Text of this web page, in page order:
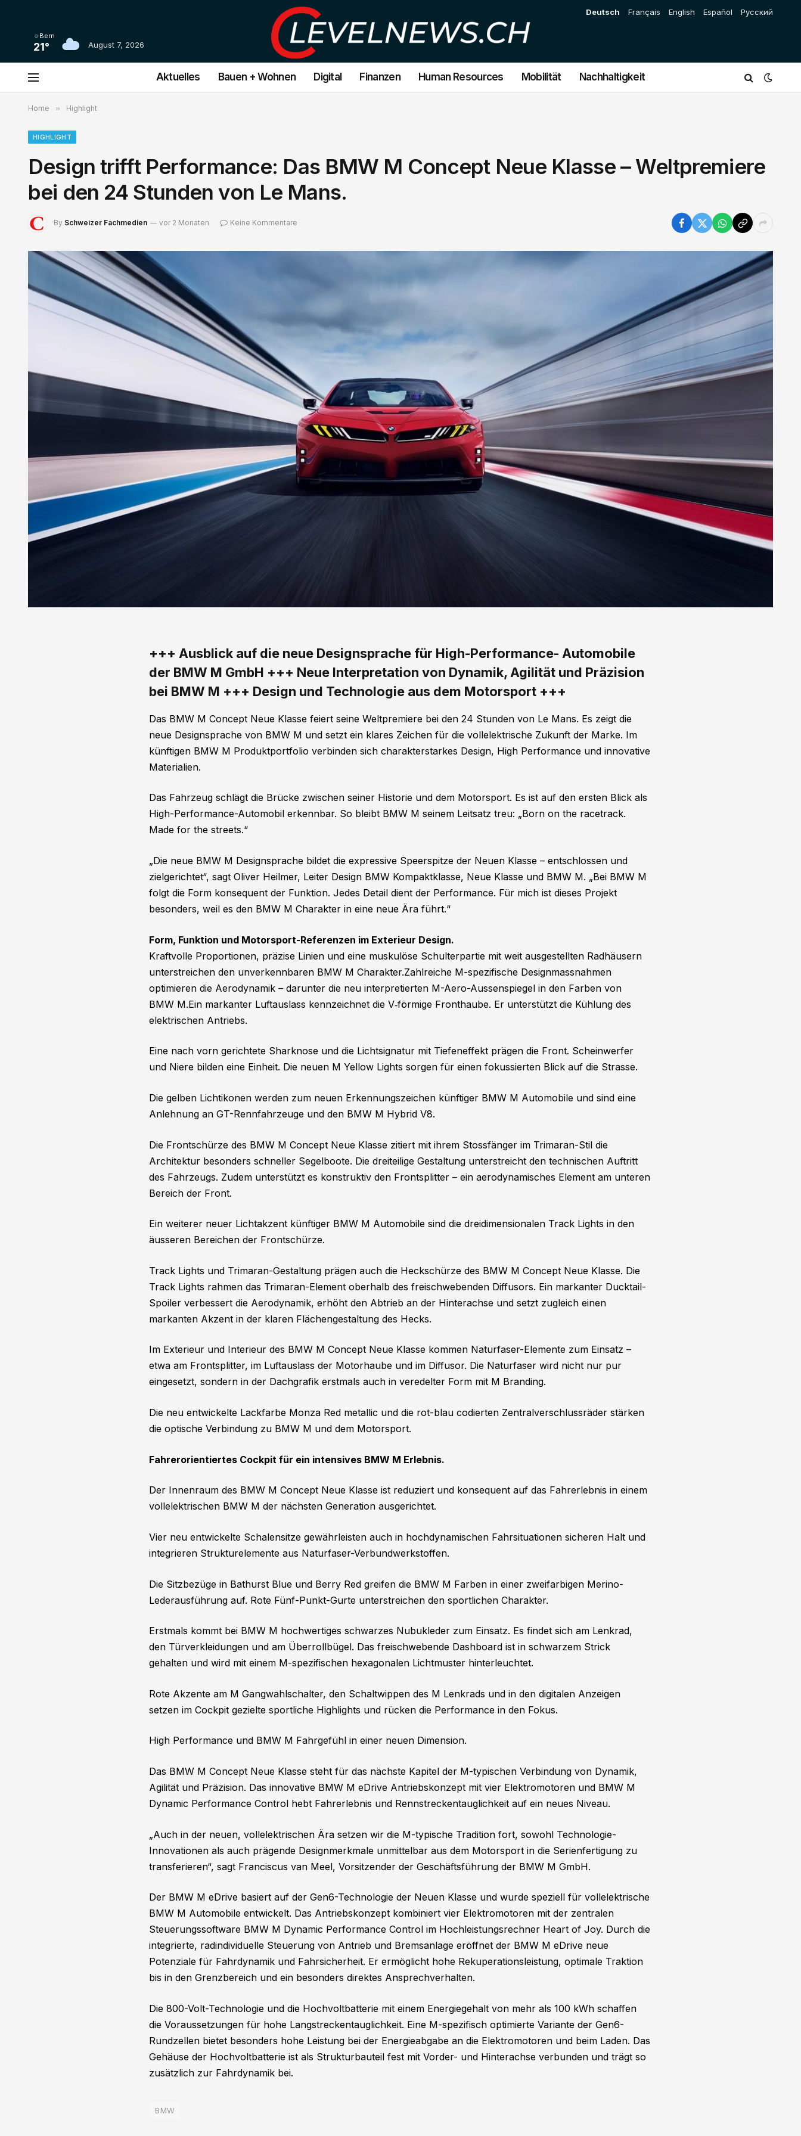
Deutsch Français English Español Русский
Bern
21° August 7, 2026
Aktuelles Bauen + Wohnen Digital Finanzen Human Resources Mobilität Nachhaltigkeit
Home » Highlight
HIGHLIGHT
Design trifft Performance: Das BMW M Concept Neue Klasse – Weltpremiere
bei den 24 Stunden von Le Mans.
By Schweizer Fachmedien vor 2 Monaten Keine Kommentare
+++ Ausblick auf die neue Designsprache für High-Performance- Automobile
der BMW M GmbH +++ Neue Interpretation von Dynamik, Agilität und Präzision
bei BMW M +++ Design und Technologie aus dem Motorsport +++
Das BMW M Concept Neue Klasse feiert seine Weltpremiere bei den 24 Stunden von Le Mans. Es zeigt die
neue Designsprache von BMW M und setzt ein klares Zeichen für die vollelektrische Zukunft der Marke. Im
künftigen BMW M Produktportfolio verbinden sich charakterstarkes Design, High Performance und innovative
Materialien.
Das Fahrzeug schlägt die Brücke zwischen seiner Historie und dem Motorsport. Es ist auf den ersten Blick als
High-Performance-Automobil erkennbar. So bleibt BMW M seinem Leitsatz treu: „Born on the racetrack.
Made for the streets.“
„Die neue BMW M Designsprache bildet die expressive Speerspitze der Neuen Klasse – entschlossen und
zielgerichtet“, sagt Oliver Heilmer, Leiter Design BMW Kompaktklasse, Neue Klasse und BMW M. „Bei BMW M
folgt die Form konsequent der Funktion. Jedes Detail dient der Performance. Für mich ist dieses Projekt
besonders, weil es den BMW M Charakter in eine neue Ära führt.“
Form, Funktion und Motorsport-Referenzen im Exterieur Design.
Kraftvolle Proportionen, präzise Linien und eine muskulöse Schulterpartie mit weit ausgestellten Radhäusern
unterstreichen den unverkennbaren BMW M Charakter.Zahlreiche M-spezifische Designmassnahmen
optimieren die Aerodynamik – darunter die neu interpretierten M-Aero-Aussenspiegel in den Farben von
BMW M.Ein markanter Luftauslass kennzeichnet die V‑förmige Fronthaube. Er unterstützt die Kühlung des
elektrischen Antriebs.
Eine nach vorn gerichtete Sharknose und die Lichtsignatur mit Tiefeneffekt prägen die Front. Scheinwerfer
und Niere bilden eine Einheit. Die neuen M Yellow Lights sorgen für einen fokussierten Blick auf die Strasse.
Die gelben Lichtikonen werden zum neuen Erkennungszeichen künftiger BMW M Automobile und sind eine
Anlehnung an GT-Rennfahrzeuge und den BMW M Hybrid V8.
Die Frontschürze des BMW M Concept Neue Klasse zitiert mit ihrem Stossfänger im Trimaran-Stil die
Architektur besonders schneller Segelboote. Die dreiteilige Gestaltung unterstreicht den technischen Auftritt
des Fahrzeugs. Zudem unterstützt es konstruktiv den Frontsplitter – ein aerodynamisches Element am unteren
Bereich der Front.
Ein weiterer neuer Lichtakzent künftiger BMW M Automobile sind die dreidimensionalen Track Lights in den
äusseren Bereichen der Frontschürze.
Track Lights und Trimaran-Gestaltung prägen auch die Heckschürze des BMW M Concept Neue Klasse. Die
Track Lights rahmen das Trimaran-Element oberhalb des freischwebenden Diffusors. Ein markanter Ducktail-
Spoiler verbessert die Aerodynamik, erhöht den Abtrieb an der Hinterachse und setzt zugleich einen
markanten Akzent in der klaren Flächengestaltung des Hecks.
Im Exterieur und Interieur des BMW M Concept Neue Klasse kommen Naturfaser-Elemente zum Einsatz –
etwa am Frontsplitter, im Luftauslass der Motorhaube und im Diffusor. Die Naturfaser wird nicht nur pur
eingesetzt, sondern in der Dachgrafik erstmals auch in veredelter Form mit M Branding.
Die neu entwickelte Lackfarbe Monza Red metallic und die rot-blau codierten Zentralverschlussräder stärken
die optische Verbindung zu BMW M und dem Motorsport.
Fahrerorientiertes Cockpit für ein intensives BMW M Erlebnis.
Der Innenraum des BMW M Concept Neue Klasse ist reduziert und konsequent auf das Fahrerlebnis in einem
vollelektrischen BMW M der nächsten Generation ausgerichtet.
Vier neu entwickelte Schalensitze gewährleisten auch in hochdynamischen Fahrsituationen sicheren Halt und
integrieren Strukturelemente aus Naturfaser-Verbundwerkstoffen.
Die Sitzbezüge in Bathurst Blue und Berry Red greifen die BMW M Farben in einer zweifarbigen Merino-
Lederausführung auf. Rote Fünf-Punkt-Gurte unterstreichen den sportlichen Charakter.
Erstmals kommt bei BMW M hochwertiges schwarzes Nubukleder zum Einsatz. Es findet sich am Lenkrad,
den Türverkleidungen und am Überrollbügel. Das freischwebende Dashboard ist in schwarzem Strick
gehalten und wird mit einem M-spezifischen hexagonalen Lichtmuster hinterleuchtet.
Rote Akzente am M Gangwahlschalter, den Schaltwippen des M Lenkrads und in den digitalen Anzeigen
setzen im Cockpit gezielte sportliche Highlights und rücken die Performance in den Fokus.
High Performance und BMW M Fahrgefühl in einer neuen Dimension.
Das BMW M Concept Neue Klasse steht für das nächste Kapitel der M-typischen Verbindung von Dynamik,
Agilität und Präzision. Das innovative BMW M eDrive Antriebskonzept mit vier Elektromotoren und BMW M
Dynamic Performance Control hebt Fahrerlebnis und Rennstreckentauglichkeit auf ein neues Niveau.
„Auch in der neuen, vollelektrischen Ära setzen wir die M-typische Tradition fort, sowohl Technologie-
Innovationen als auch prägende Designmerkmale unmittelbar aus dem Motorsport in die Serienfertigung zu
transferieren“, sagt Franciscus van Meel, Vorsitzender der Geschäftsführung der BMW M GmbH.
Der BMW M eDrive basiert auf der Gen6-Technologie der Neuen Klasse und wurde speziell für vollelektrische
BMW M Automobile entwickelt. Das Antriebskonzept kombiniert vier Elektromotoren mit der zentralen
Steuerungssoftware BMW M Dynamic Performance Control im Hochleistungsrechner Heart of Joy. Durch die
integrierte, radindividuelle Steuerung von Antrieb und Bremsanlage eröffnet der BMW M eDrive neue
Potenziale für Fahrdynamik und Fahrsicherheit. Er ermöglicht hohe Rekuperationsleistung, optimale Traktion
bis in den Grenzbereich und ein besonders direktes Ansprechverhalten.
Die 800-Volt-Technologie und die Hochvoltbatterie mit einem Energiegehalt von mehr als 100 kWh schaffen
die Voraussetzungen für hohe Langstreckentauglichkeit. Eine M-spezifisch optimierte Variante der Gen6-
Rundzellen bietet besonders hohe Leistung bei der Energieabgabe an die Elektromotoren und beim Laden. Das
Gehäuse der Hochvoltbatterie ist als Strukturbauteil fest mit Vorder- und Hinterachse verbunden und trägt so
zusätzlich zur Fahrdynamik bei.
BMW